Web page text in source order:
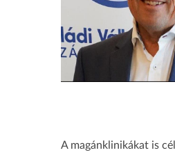
A magánklinikákat is